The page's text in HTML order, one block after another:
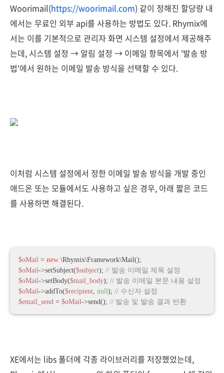
Woorimail(https://woorimail.com) 같이 정해진 할당량 내
에서는 무료인 외부 api를 사용하는 방법도 있다. Rhymix에
서는 이를 기본적으로 관리자 화면 시스템 설정에서 제공해주
는데, 시스템 설정 → 알림 설정 → 이메일 항목에서 '발송 방
법'에서 원하는 이메일 발송 방식을 선택할 수 있다.
이처럼 시스템 설정에서 정한 이메일 발송 방식을 개발 중인
애드온 또는 모듈에서도 사용하고 싶은 경우, 아래 짧은 코드
를 사용하면 해결된다.
$oMail = new
$oMail->setSubject($subject); // 발송 이메일 제목 설정
$oMail->setBody($mail_body); // 발송 이메일 본문 내용 설정
$oMail->addTo($recipient, null); // 수신자 설정
$email_send = $oMail->send(); // 발송 및 발송 결과 반환
XE에서는 libs 폴더에 각종 라이브러리를 저장했었는데,